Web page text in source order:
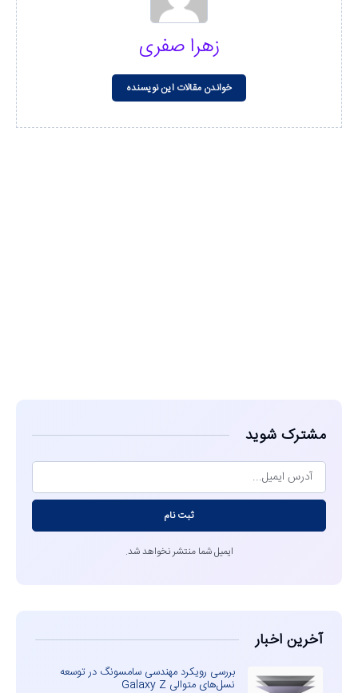
زهرا صفری
خواندن مقالات این نویسنده
مشترک شوید
ثبت نام
ایمیل شما منتشر نخواهد شد.
آخرین اخبار
بررسی رویکرد مهندسی سامسونگ در توسعه
نسل‌های متوالی Galaxy Z